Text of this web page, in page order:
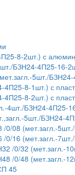
8-2шт.) с
БЗН24-4П25-16-
5шт./
8-1шт.) с
8-2шт.) с
4шт./БЗН24-4П25-
5шт./БЗН24-
0/08 (мет.загл.-
0/16 (мет.загл.-
/0/32 (мет.загл.-
/0/48 (мет.загл.-
45